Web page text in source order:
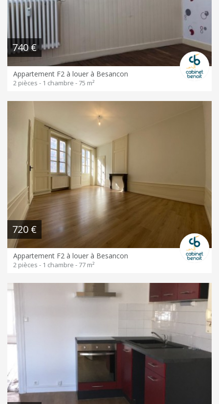
740 €
Appartement F2 à louer à Besancon
2 pièces - 1 chambre - 75 m²
720 €
Appartement F2 à louer à Besancon
2 pièces - 1 chambre - 77 m²